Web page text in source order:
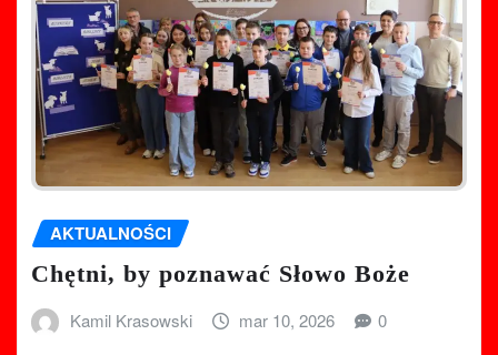
AKTUALNOŚCI
Chętni, by poznawać Słowo Boże
Kamil Krasowski mar 10, 2026 0